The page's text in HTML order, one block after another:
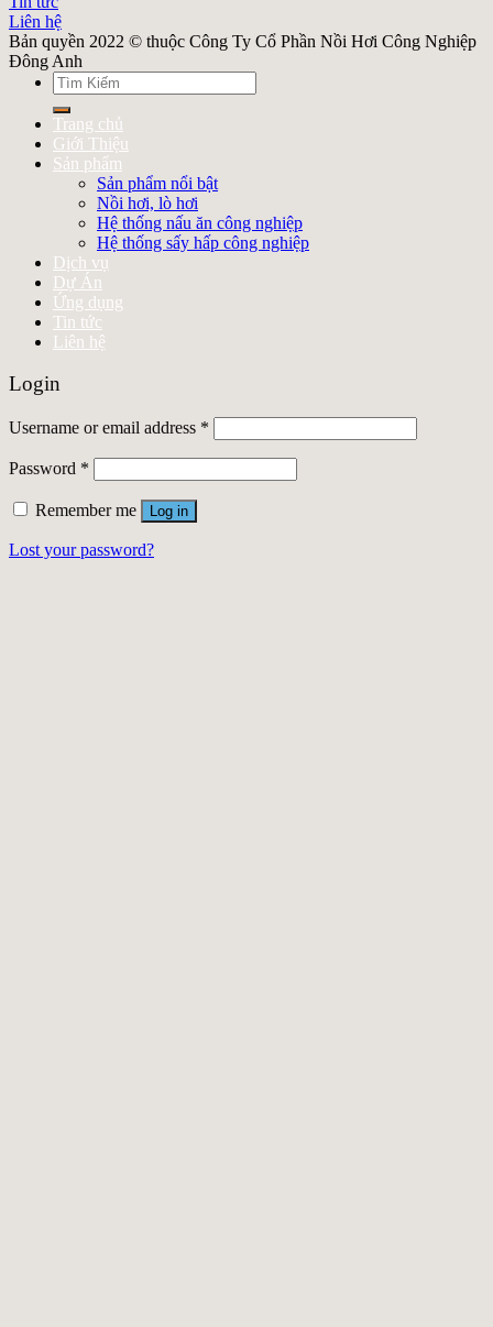
Liên hệ
Bản quyền 2022 © thuộc Công Ty Cổ Phần Nồi Hơi Công Nghiệp
Đông Anh
Search
for:
Trang chủ
Giới Thiệu
Sản phẩm
Sản phẩm nổi bật
Nồi hơi, lò hơi
Hệ thống nấu ăn công nghiệp
Hệ thống sấy hấp công nghiệp
Dịch vụ
Dự Án
Ứng dụng
Tin tức
Liên hệ
Login
Username or email address *
Password *
Remember me Log in
Lost your password?